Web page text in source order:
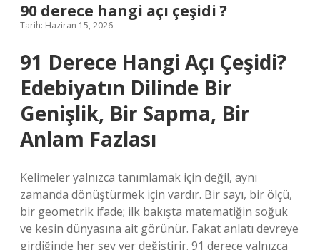
90 derece hangi açı çeşidi ?
Tarih: Haziran 15, 2026
91 Derece Hangi Açı Çeşidi?
Edebiyatın Dilinde Bir
Genişlik, Bir Sapma, Bir
Anlam Fazlası
Kelimeler yalnızca tanımlamak için değil, aynı
zamanda dönüştürmek için vardır. Bir sayı, bir ölçü,
bir geometrik ifade; ilk bakışta matematiğin soğuk
ve kesin dünyasına ait görünür. Fakat anlatı devreye
girdiğinde her şey yer değiştirir. 91 derece yalnızca